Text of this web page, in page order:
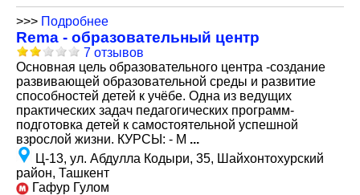
>>> Подробнее
Rema - образовательный центр
7 отзывов
Основная цель образовательного центра -создание
развивающей образовательной среды и развитие
способностей детей к учёбе. Одна из ведущих
практических задач педагогических программ-
подготовка детей к самостоятельной успешной
взрослой жизни. КУРСЫ: - М ...
Ц-13, ул. Абдулла Кодыри, 35, Шайхонтохурский
район, Ташкент
Гафур Гулом